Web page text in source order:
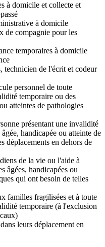
à domicile et collecte et
à domicile
de compagnie pour les
temporaires à domicile
technicien de l'écrit et codeur
personnel de toute
temporaire ou des
atteintes de pathologies
présentant une invalidité
handicapée ou atteinte de
déplacements en dehors de
de la vie ou l'aide à
âgées, handicapées ou
qui ont besoin de telles
familles fragilisées et à toute
temporaire (à l'exclusion
leurs déplacement en